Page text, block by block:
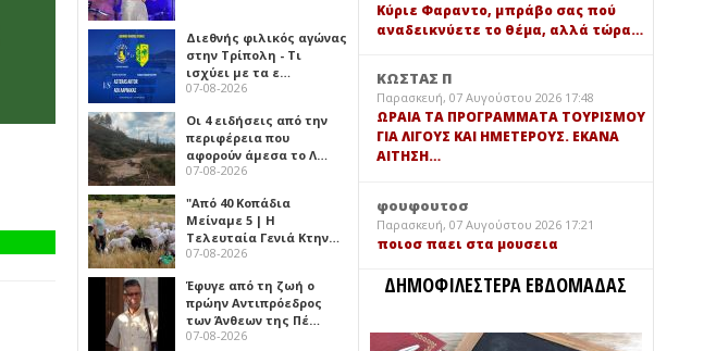
Διεθνής φιλικός αγώνας
στην Τρίπολη - Τι
ισχύει με τα ε…
07-08-2026
Οι 4 ειδήσεις από την
περιφέρεια που
αφορούν άμεσα το Λ…
07-08-2026
"Από 40 Κοπάδια
Μείναμε 5 | Η
Τελευταία Γενιά Κτην…
07-08-2026
Έφυγε από τη ζωή ο
πρώην Αντιπρόεδρος
των Άνθεων της Πέ…
07-08-2026
Κύριε Φαραντο, μπράβο σας πού
αναδεικνύετε το θέμα, αλλά τώρα…
ΚΩΣΤΑΣ Π
Παρασκευή, 07 Αυγούστου 2026 17:48
ΩΡΑΙΑ ΤΑ ΠΡΟΓΡΑΜΜΑΤΑ ΤΟΥΡΙΣΜΟΥ
ΓΙΑ ΛΙΓΟΥΣ ΚΑΙ ΗΜΕΤΕΡΟΥΣ. ΕΚΑΝΑ
ΑΙΤΗΣΗ…
φουφουτοσ
Παρασκευή, 07 Αυγούστου 2026 17:21
ποιοσ παει στα μουσεια
ΔΗΜΟΦΙΛΕΣΤΕΡΑ ΕΒΔΟΜΑΔΑΣ